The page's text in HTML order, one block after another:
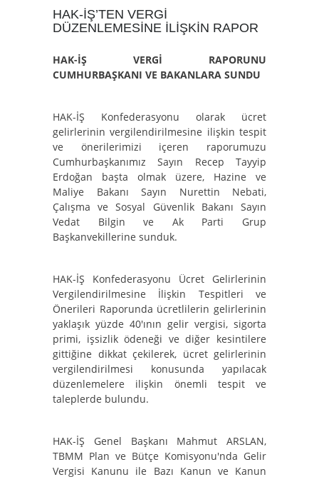
HAK-İŞ’TEN VERGİ
DÜZENLEMESİNE İLİŞKİN RAPOR
HAK-İŞ VERGİ RAPORUNU
CUMHURBAŞKANI VE BAKANLARA SUNDU
HAK-İŞ Konfederasyonu olarak ücret
gelirlerinin vergilendirilmesine ilişkin tespit
ve önerilerimizi içeren raporumuzu
Cumhurbaşkanımız Sayın Recep Tayyip
Erdoğan başta olmak üzere, Hazine ve
Maliye Bakanı Sayın Nurettin Nebati,
Çalışma ve Sosyal Güvenlik Bakanı Sayın
Vedat Bilgin ve Ak Parti Grup
Başkanvekillerine sunduk.
HAK-İŞ Konfederasyonu Ücret Gelirlerinin
Vergilendirilmesine İlişkin Tespitleri ve
Önerileri Raporunda ücretlilerin gelirlerinin
yaklaşık yüzde 40'ının gelir vergisi, sigorta
primi, işsizlik ödeneği ve diğer kesintilere
gittiğine dikkat çekilerek, ücret gelirlerinin
vergilendirilmesi konusunda yapılacak
düzenlemelere ilişkin önemli tespit ve
taleplerde bulundu.
HAK-İŞ Genel Başkanı Mahmut ARSLAN,
TBMM Plan ve Bütçe Komisyonu'nda Gelir
Vergisi Kanunu ile Bazı Kanun ve Kanun